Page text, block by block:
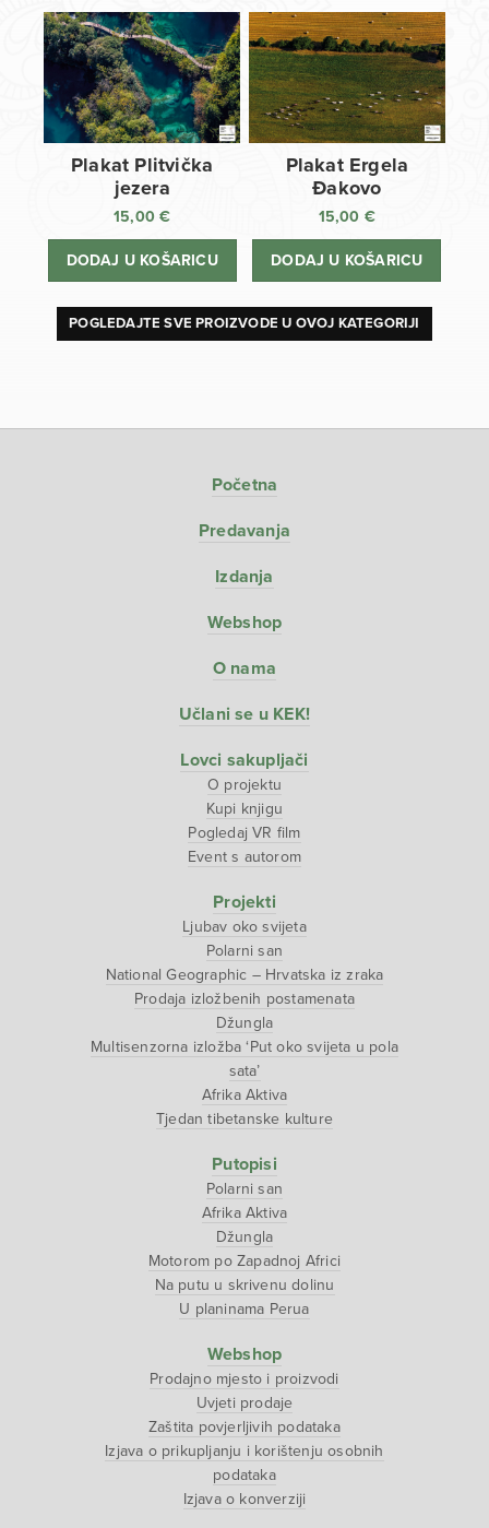
Plakat Plitvička
jezera
15,00€
DODAJ U KOŠARICU
Plakat Ergela
Đakovo
15,00 €
DODAJ U KOŠARICU
POGLEDAJTE SVE PROIZVODE U OVOJ KATEGORIJI
Početna
Predavanja
Izdanja
Webshop
O nama
Učlani se u KEK!
Lovci sakupljači
O projektu
Kupi knjigu
Pogledaj VR film
Event s autorom
Projekti
Ljubav oko svijeta
Polarni san
National Geographic – Hrvatska iz zraka
Prodaja izložbenih postamenata
Džungla
Multisenzorna izložba ‘Put oko svijeta u pola
sata’
Afrika Aktiva
Tjedan tibetanske kulture
Putopisi
Polarni san
Afrika Aktiva
Džungla
Motorom po Zapadnoj Africi
Na putu u skrivenu dolinu
U planinama Perua
Webshop
Prodajno mjesto i proizvodi
Uvjeti prodaje
Zaštita povjerljivih podataka
Izjava o prikupljanju i korištenju osobnih
podataka
Izjava o konverziji